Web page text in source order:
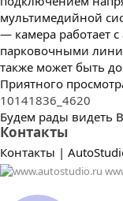
мультимедийной
— камера работает
парковочными
также может быть
Приятного
10141836_4620
Будем рады видеть
Контакты
Контакты |